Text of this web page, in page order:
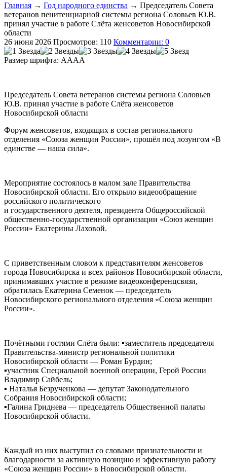
Главная → Год народного единства → Председатель Совета
ветеранов пенитенциарной системы региона Соловьев Ю.В.
принял участие в работе Слёта женсоветов Новосибирской
области
26 июня 2026 Просмотров: 110 Комментарии: 0
Размер шрифта: AAAA
Председатель Совета ветеранов системы региона Соловьев
Ю.В. принял участие в работе Слёта женсоветов
Новосибирской области
Форум женсоветов, входящих в состав регионального
отделения «Союза женщин России», прошёл под лозунгом «В
единстве — наша сила».
Мероприятие состоялось в малом зале Правительства
Новосибирской области. Его открыло видеообращение
российского политического
и государственного деятеля, президента Общероссийской
общественно-государственной организации «Союз женщин
России» Екатерины Лаховой.
С приветственным словом к представителям женсоветов
города Новосибирска и всех районов Новосибирской области,
принимавших участие в режиме видеоконференцсвязи,
обратилась Екатерина Семенок — председатель
Новосибирского регионального отделения «Союза женщин
России».
Почётными гостями Слёта были: ▪️заместитель председателя
Правительства-министр региональной политики
Новосибирской области — Роман Бурдин;
▪️участник Специальной военной операции, Герой России
Владимир Сайбель;
▪️ Наталья Безрученкова — депутат Законодательного
Собрания Новосибирской области;
▪️Галина Гриднева — председатель Общественной палаты
Новосибирской области.
Каждый из них выступил со словами признательности и
благодарности за активную позицию и эффективную работу
«Союза женщин России» в Новосибирской области.